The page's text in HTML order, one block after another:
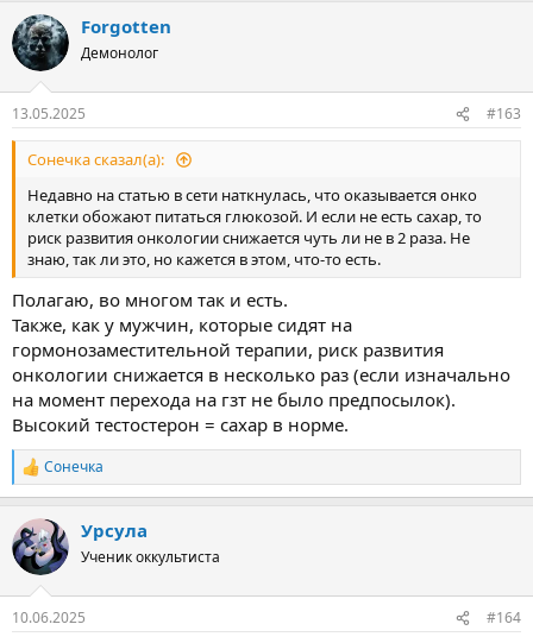
к
ц
и
Forgotten
Демонолог
13.05.2025 #163
Сонечка сказал(а):
Недавно на статью в сети наткнулась, что оказывается онко
клетки обожают питаться глюкозой. И если не есть сахар, то
риск развития онкологии снижается чуть ли не в 2 раза. Не
знаю, так ли это, но кажется в этом, что-то есть.
Полагаю, во многом так и есть.
Также, как у мужчин, которые сидят на
гормонозаместительной терапии, риск развития
онкологии снижается в несколько раз (если изначально
на момент перехода на гзт не было предпосылок).
Высокий тестостерон = сахар в норме.
Р
е
к
ц
и
Сонечка
Урсула
Ученик оккультиста
10.06.2025 #164